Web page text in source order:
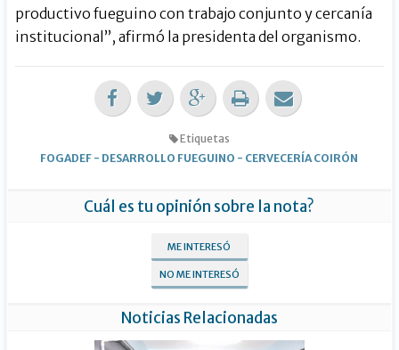
productivo fueguino con trabajo conjunto y cercanía
institucional”, afirmó la presidenta del organismo.
Etiquetas
FOGADEF - DESARROLLO FUEGUINO - CERVECERÍA COIRÓN
Cuál es tu opinión sobre la nota?
ME INTERESÓ
NO ME INTERESÓ
Noticias Relacionadas